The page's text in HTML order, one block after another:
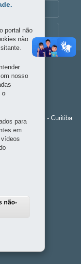
- Curitiba
portal não
não
nosso
o
para
em
não-